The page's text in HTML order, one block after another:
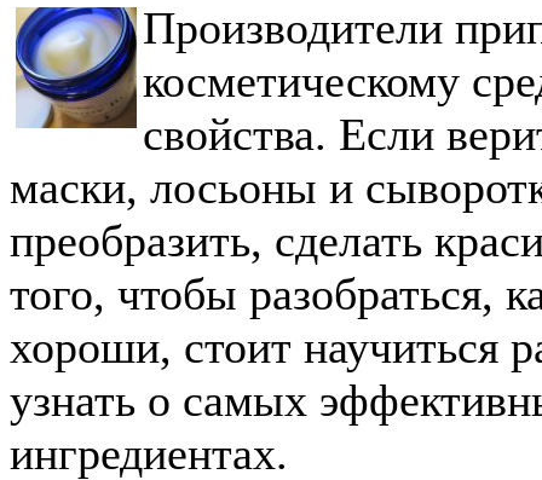
Производители
косметическому
свойства. Если
маски, лосьоны и
преобразить, сделать
того, чтобы разобраться,
хороши, стоит научиться
узнать о самых
ингредиентах.